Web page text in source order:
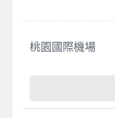
桃園國際機場